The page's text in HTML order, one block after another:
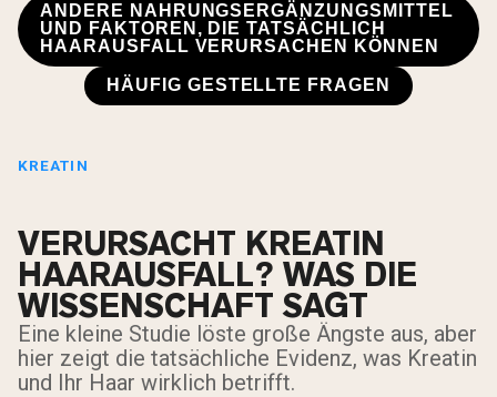
ANDERE NAHRUNGSERGÄNZUNGSMITTEL
UND FAKTOREN, DIE TATSÄCHLICH
HAARAUSFALL VERURSACHEN KÖNNEN
HÄUFIG GESTELLTE FRAGEN
KREATIN
VERURSACHT KREATIN
HAARAUSFALL? WAS DIE
WISSENSCHAFT SAGT
Eine kleine Studie löste große Ängste aus, aber
hier zeigt die tatsächliche Evidenz, was Kreatin
und Ihr Haar wirklich betrifft.